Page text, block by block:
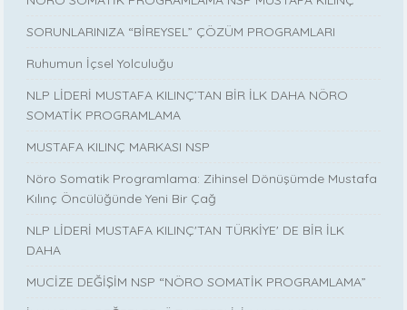
SORUNLARINIZA “BİREYSEL” ÇÖZÜM PROGRAMLARI
Ruhumun İçsel Yolculuğu
NLP LİDERİ MUSTAFA KILINÇ’TAN BİR İLK DAHA NÖRO
SOMATİK PROGRAMLAMA
MUSTAFA KILINÇ MARKASI NSP
Nöro Somatik Programlama: Zihinsel Dönüşümde Mustafa
Kılınç Öncülüğünde Yeni Bir Çağ
NLP LİDERİ MUSTAFA KILINÇ'TAN TÜRKİYE' DE BİR İLK
DAHA
MUCİZE DEĞİŞİM NSP “NÖRO SOMATİK PROGRAMLAMA”